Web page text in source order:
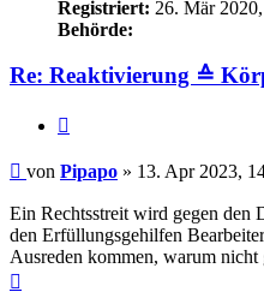
Registriert: 26. Mär
Behörde:
Re: Reaktivierung ≙
Beitrag
von Pipapo » 13. Apr 2023,
Ein Rechtsstreit wird gegen den
den Erfüllungsgehilfen
Ausreden kommen, warum